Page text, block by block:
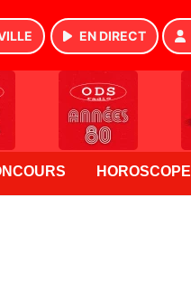
EN DIRECT
HOROSCOPE